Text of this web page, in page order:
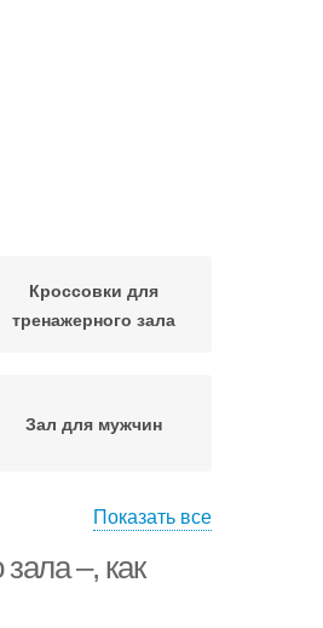
Кроссовки для
тренажерного зала
Зал для мужчин
Показать все
–, как